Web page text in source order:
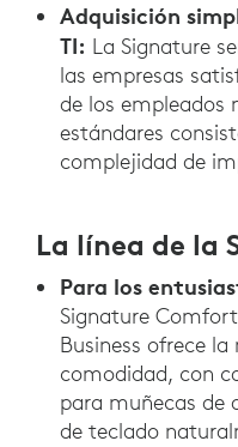
Adquisición
TI: La Signature
las empresas
de los empleados
estándares
complejidad de
La línea de la
Para los
Signature
Business ofrece
comodidad, con
para muñecas de
de teclado